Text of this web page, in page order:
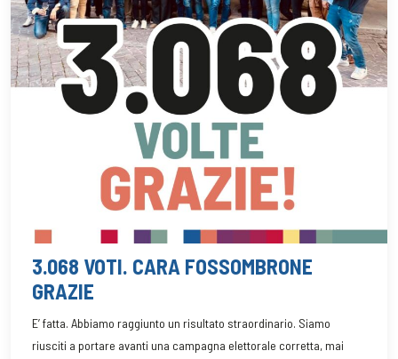
3.068 VOTI. CARA FOSSOMBRONE
GRAZIE
E’ fatta. Abbiamo raggiunto un risultato straordinario. Siamo
riusciti a portare avanti una campagna elettorale corretta, mai